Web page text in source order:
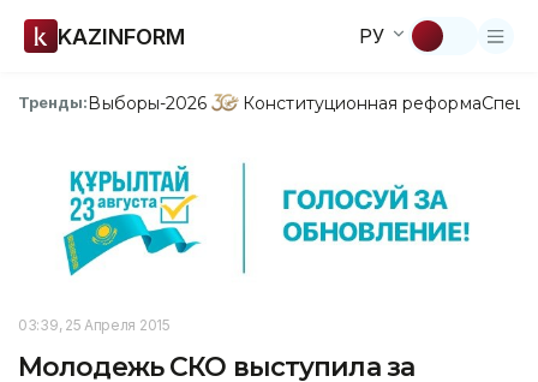
KAZINFORM РУ
Тренды:Выборы-2026 Конституционная реформа
03:39, 25 Апреля 2015
Молодежь СКО выступила за